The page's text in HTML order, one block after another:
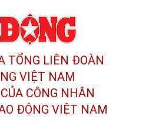
TỔNG LIÊN ĐOÀN
VIỆT NAM
CÔNG NHÂN
ĐỘNG VIỆT NAM